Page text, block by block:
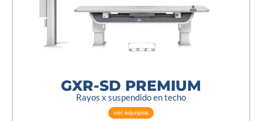
GXR-SD PREMIUM
Rayos x suspendido en techo
ver equipos